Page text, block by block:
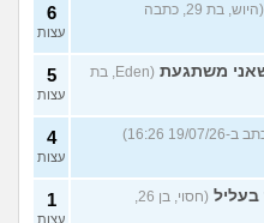
(היוש, בת 29, כתבה
6
עצות
משתגעת
(Eden, בת
5
עצות
4
עצות
בעליל
(חסוי, בן 26,
1
עצות